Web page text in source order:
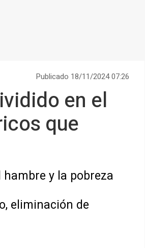
Publicado 18/11/2024 07:26
en el
que
y la pobreza
eliminación de